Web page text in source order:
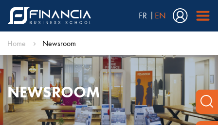
FR EN
Home Newsroom
NEWSROOM